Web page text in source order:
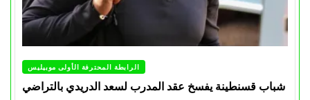
الرابطة المحترفة الأولى موبيليس
شباب قسنطينة يفسخ عقد المدرب لسعد الدريدي بالتراضي